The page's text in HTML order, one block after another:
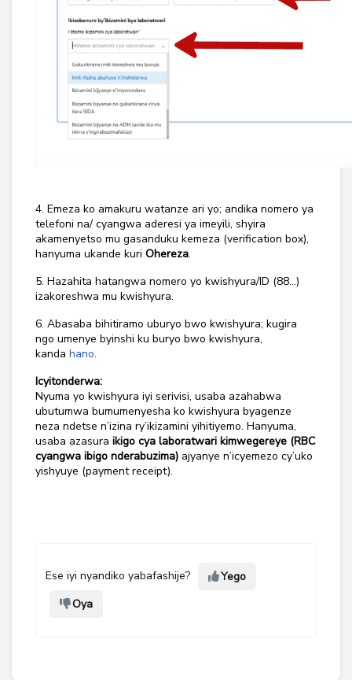
4. Emeza ko amakuru watanze ari yo; andika nomero ya
telefoni na/ cyangwa aderesi ya imeyili, shyira
akamenyetso mu gasanduku kemeza (verification box),
hanyuma ukande kuri Ohereza.
5. Hazahita hatangwa nomero yo kwishyura/ID (88…)
izakoreshwa mu kwishyura.
6. Abasaba bihitiramo uburyo bwo kwishyura; kugira
ngo umenye byinshi ku buryo bwo kwishyura,
kanda hano.
Icyitonderwa:
Nyuma yo kwishyura iyi serivisi, usaba azahabwa
ubutumwa bumumenyesha ko kwishyura byagenze
neza ndetse n’izina ry’ikizamini yihitiyemo. Hanyuma,
usaba azasura ikigo cya laboratwari kimwegereye (RBC
cyangwa ibigo nderabuzima) ajyanye n’icyemezo cy’uko
yishyuye (payment receipt).
Ese iyi nyandiko yabafashije?
Yego
Oya